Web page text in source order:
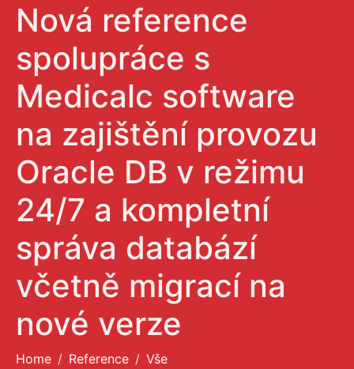
Reference
Kariéra
Kontakty
O nás
Nová reference
spolupráce s
Medicalc software
na zajištění provozu
Oracle DB v režimu
24/7 a kompletní
správa databází
včetně migrací na
nové verze
Home Reference
Vše